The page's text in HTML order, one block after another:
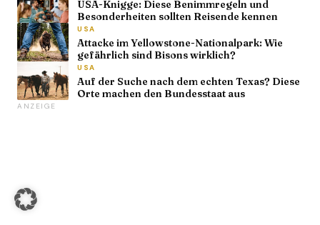
USA-Knigge: Diese Benimmregeln und
Besonderheiten sollten Reisende kennen
USA
Attacke im Yellowstone-Nationalpark: Wie
gefährlich sind Bisons wirklich?
USA
Auf der Suche nach dem echten Texas? Diese
Orte machen den Bundesstaat aus
ANZEIGE